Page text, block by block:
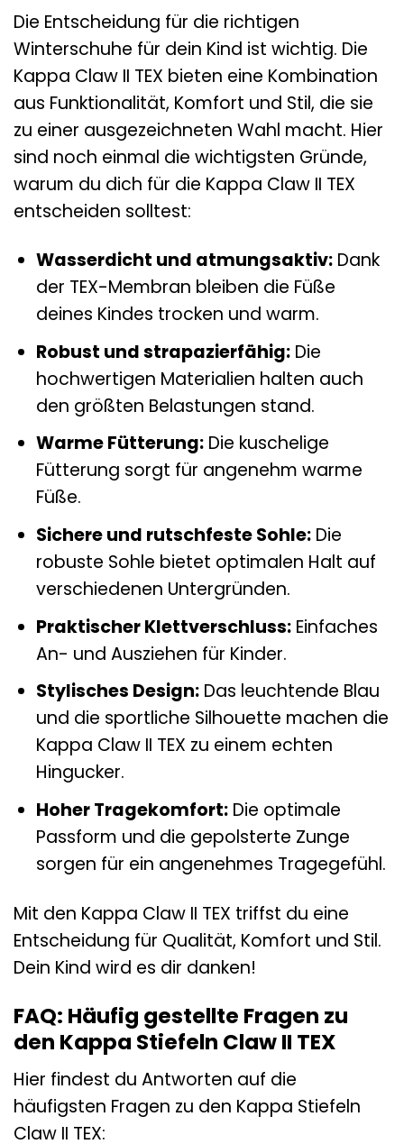
Die Entscheidung für die richtigen
Winterschuhe für dein Kind ist wichtig. Die
Kappa Claw II TEX bieten eine Kombination
aus Funktionalität, Komfort und Stil, die sie
zu einer ausgezeichneten Wahl macht. Hier
sind noch einmal die wichtigsten Gründe,
warum du dich für die Kappa Claw II TEX
entscheiden solltest:
Wasserdicht und atmungsaktiv:Dank
der TEX-Membran bleiben die Füße
deines Kindes trocken und warm.
Robust und strapazierfähig:Die
hochwertigen Materialien halten auch
den größten Belastungen stand.
Warme Fütterung:Die kuschelige
Fütterung sorgt für angenehm warme
Füße.
Sichere und rutschfeste Sohle:Die
robuste Sohle bietet optimalen Halt auf
verschiedenen Untergründen.
Praktischer Klettverschluss:Einfaches
An- und Ausziehen für Kinder.
Stylisches Design:Das leuchtende Blau
und die sportliche Silhouette machen die
Kappa Claw II TEX zu einem echten
Hingucker.
Hoher Tragekomfort:Die optimale
Passform und die gepolsterte Zunge
sorgen für ein angenehmes Tragegefühl.
Mit den Kappa Claw II TEX triffst du eine
Entscheidung für Qualität, Komfort und Stil.
Dein Kind wird es dir danken!
FAQ: Häufig gestellte Fragen zu
den Kappa Stiefeln Claw II TEX
Hier findest du Antworten auf die
häufigsten Fragen zu den Kappa Stiefeln
Claw II TEX: